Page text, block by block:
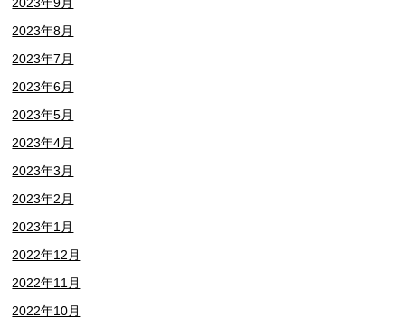
2023年9月
2023年8月
2023年7月
2023年6月
2023年5月
2023年4月
2023年3月
2023年2月
2023年1月
2022年12月
2022年11月
2022年10月